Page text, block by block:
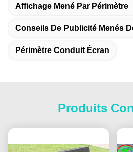
Affichage Mené Par Périmètre
Conseils De Publicité Menés
Périmètre Conduit Écran
Produits